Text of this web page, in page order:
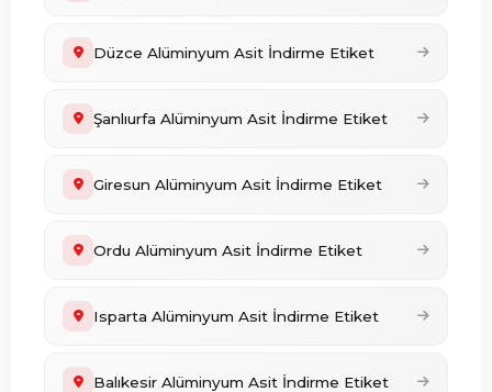
Düzce Alüminyum Asit İndirme Etiket
Şanlıurfa Alüminyum Asit İndirme Etiket
Giresun Alüminyum Asit İndirme Etiket
Ordu Alüminyum Asit İndirme Etiket
Isparta Alüminyum Asit İndirme Etiket
Balıkesir Alüminyum Asit İndirme Etiket